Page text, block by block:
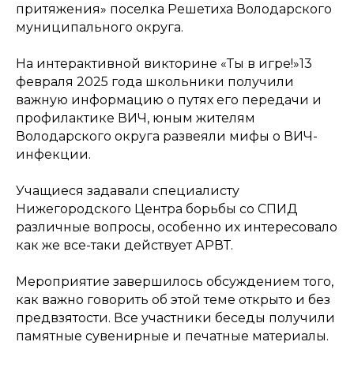
притяжения» поселка Решетиха Володарского
муниципального округа.
На интерактивной викторине «Ты в игре!»13
февраля 2025 года школьники получили
важную информацию о путях его передачи и
профилактике ВИЧ, юным жителям
Володарского округа развеяли мифы о ВИЧ-
инфекции.
Учащиеся задавали специалисту
Нижегородского Центра борьбы со СПИД
различные вопросы, особенно их интересовало
как же все-таки действует АРВТ.
Мероприятие завершилось обсуждением того,
как важно говорить об этой теме открыто и без
предвзятости. Все участники беседы получили
памятные сувенирные и печатные материалы.